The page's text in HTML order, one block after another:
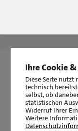
|2510
Ihre Cookie
Diese Seite nutzt
technisch
selbst, ob
statistischen
Widerruf Ihrer
Weitere